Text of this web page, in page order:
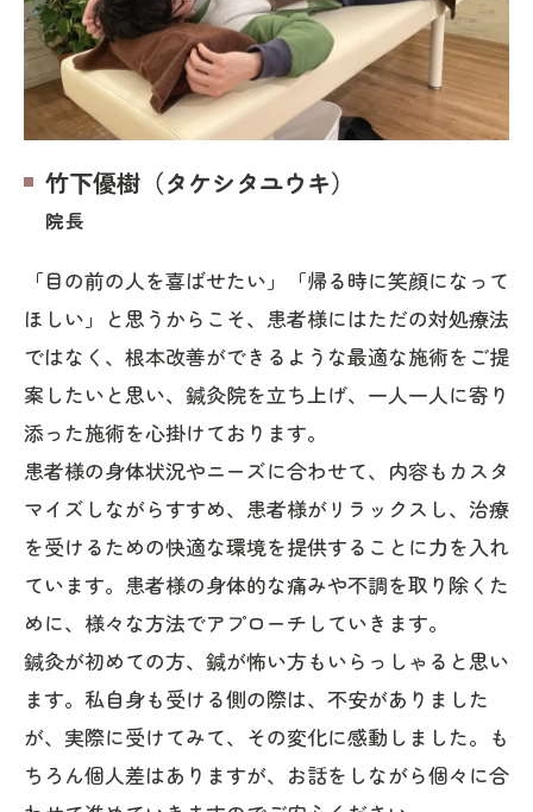
竹下優樹（タケシタユウキ）
院長
「目の前の人を喜ばせたい」「帰る時に笑顔になって
ほしい」と思うからこそ、患者様にはただの対処療法
ではなく、根本改善ができるような最適な施術をご提
案したいと思い、鍼灸院を立ち上げ、一人一人に寄り
添った施術を心掛けております。
患者様の身体状況やニーズに合わせて、内容もカスタ
マイズしながらすすめ、患者様がリラックスし、治療
を受けるための快適な環境を提供することに力を入れ
ています。患者様の身体的な痛みや不調を取り除くた
めに、様々な方法でアプローチしていきます。
鍼灸が初めての方、鍼が怖い方もいらっしゃると思い
ます。私自身も受ける側の際は、不安がありました
が、実際に受けてみて、その変化に感動しました。も
ちろん個人差はありますが、お話をしながら個々に合